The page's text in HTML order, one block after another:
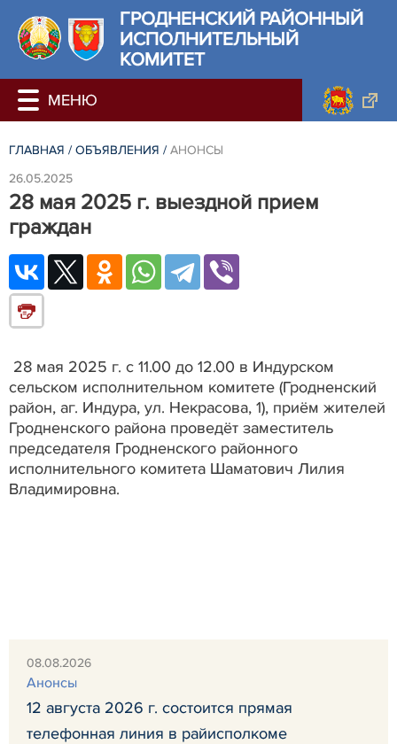
ГРОДНЕНСКИЙ РАЙОННЫЙ
ИСПОЛНИТЕЛЬНЫЙ
КОМИТЕТ
ГЛАВНАЯ / ОБЪЯВЛЕНИЯ / АНОНСЫ
26.05.2025
28 мая 2025 г. выездной прием
граждан
28 мая 2025 г. с 11.00 до 12.00 в Индурском
сельском исполнительном комитете (Гродненский
район, аг. Индура, ул. Некрасова, 1), приём жителей
Гродненского района проведёт заместитель
председателя Гродненского районного
исполнительного комитета Шаматович Лилия
Владимировна.
08.08.2026
Анонсы
12 августа 2026 г. состоится прямая
телефонная линия в райисполкоме